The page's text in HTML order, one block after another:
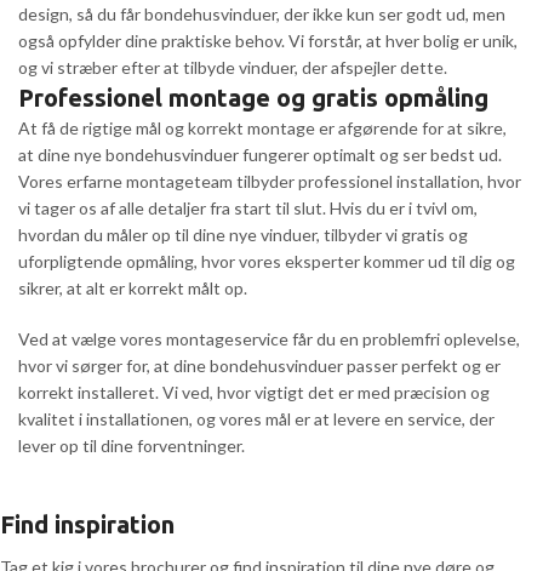
design, så du får bondehusvinduer, der ikke kun ser godt ud, men
også opfylder dine praktiske behov. Vi forstår, at hver bolig er unik,
og vi stræber efter at tilbyde vinduer, der afspejler dette.
Professionel montage og gratis opmåling
At få de rigtige mål og korrekt montage er afgørende for at sikre,
at dine nye bondehusvinduer fungerer optimalt og ser bedst ud.
Vores erfarne montageteam tilbyder professionel installation, hvor
vi tager os af alle detaljer fra start til slut. Hvis du er i tvivl om,
hvordan du måler op til dine nye vinduer, tilbyder vi gratis og
uforpligtende opmåling, hvor vores eksperter kommer ud til dig og
sikrer, at alt er korrekt målt op.
Ved at vælge vores montageservice får du en problemfri oplevelse,
hvor vi sørger for, at dine bondehusvinduer passer perfekt og er
korrekt installeret. Vi ved, hvor vigtigt det er med præcision og
kvalitet i installationen, og vores mål er at levere en service, der
lever op til dine forventninger.
Find inspiration